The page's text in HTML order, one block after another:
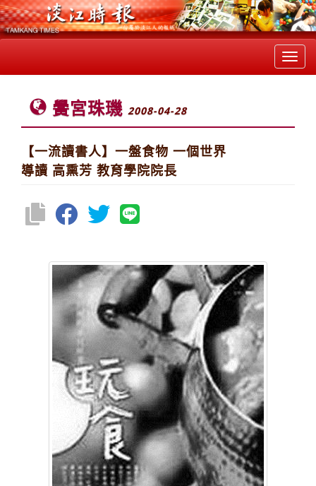
黌宮珠璣 2008-04-28
【一流讀書人】一盤食物 一個世界
導讀 高熏芳 教育學院院長